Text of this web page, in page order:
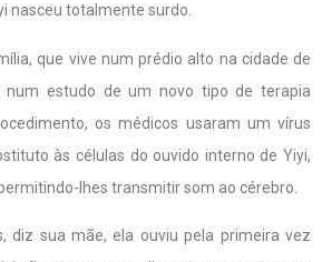
nasceu totalmente surdo.
que vive num prédio alto na cidade de
num estudo de um novo tipo de terapia
os médicos usaram um vírus
às células do ouvido interno de Yiyi,
lhes transmitir som ao cérebro.
diz sua mãe, ela ouviu pela primeira vez